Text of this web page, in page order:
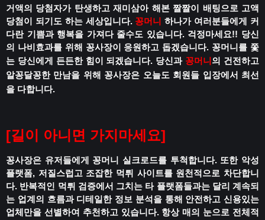
거액의 당첨자가 탄생하고재미삼아 해본 짤짤이 배팅으로 고액
당첨이 되기도 하는 세상입니다. 꽁머니 하나가 여러분들에게 커
다란 기쁨과 행복을 가져다 줄수도 있습니다. 걱정마세요!! 당신
의 나비효과를 위해 꽁사장이 응원하고 돕겠습니다. 꽁머니를 쫓
는 당신에게 든든한 힘이 되겠습니다. 당신과 꽁머니 의 건전하고
알꽁달꽁한 만남을 위해 꽁사장은 오늘도 회원들 입장에서 최선
을 다합니다.
[길이 아니면 가지마세요]
꽁사장은 유저들에게 꽁머니 실크로드를 투척합니다. 또한 악성
플랫폼, 저질스럽고 조잡한 먹튀 사이트를 원천적으로 차단합니
다. 반복적인 먹튀 검증에서 그치는 타 플랫폼들과는 달리 계속되
는 업계의 흐름과 디테일한 정보 분석을 통해 안전하고 신용있는
업체만을 선별하여 추천하고 있습니다. 항상 매의 눈으로 전체적